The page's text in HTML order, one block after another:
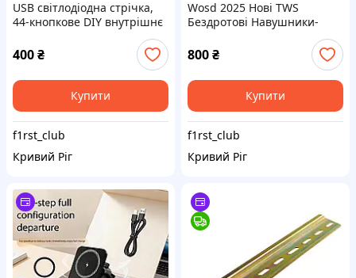
USB світлодіодна стрічка,
44-кнопкове DIY внутрішнє
оздоблення, світлодіодна
стрічка з додатком та
пультом дистанційного
керування
400₴
Купити
f1rst_club
Кривий Ріг
Wosd 2025 Нові TWS
Бездротові Навушники-
гарнітури - Неперевершена
Справжня Бездротова
Свобода, Ергономіка для
Максимального Комфор
800₴
Купити
f1rst_club
Кривий Ріг